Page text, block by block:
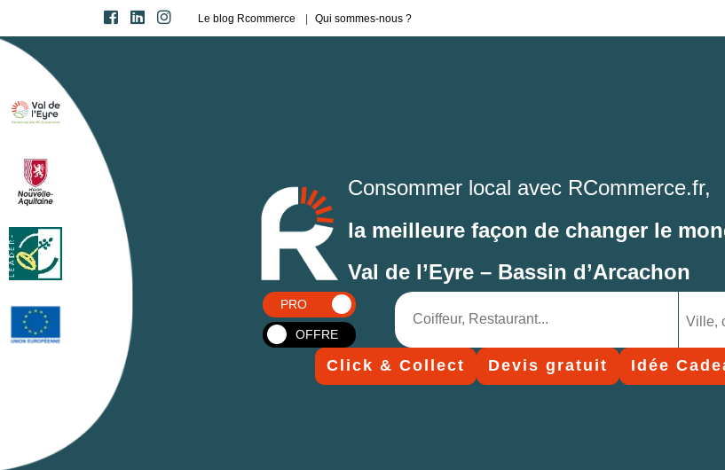
Le blog Rcommerce Qui sommes-nous ?
Consommer local avec RCommerce.fr,
la meilleure façon de changer le
Val de l’Eyre – Bassin d’Arcachon
PRO
OFFRE
Click & Collect Devis gratuit Idée